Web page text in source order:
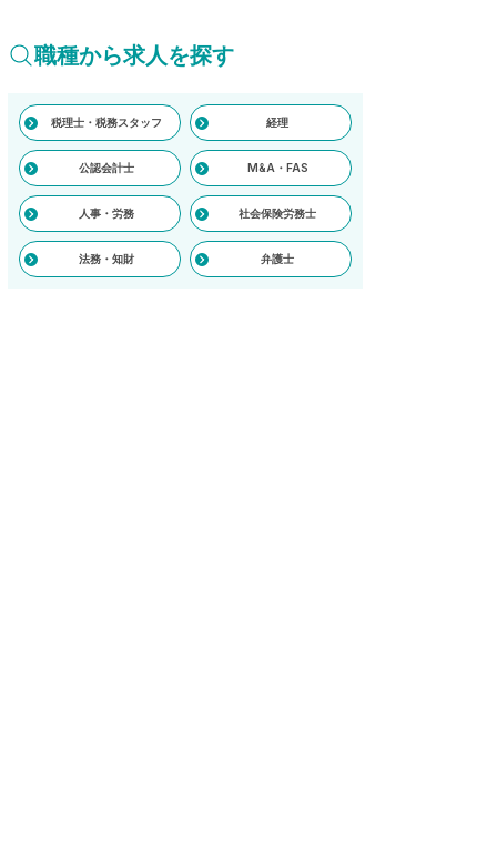
職種から求人を探す
税理士・税務スタッフ 経理
公認会計士 M&A・FAS
人事・労務 社会保険労務士
法務・知財 弁護士